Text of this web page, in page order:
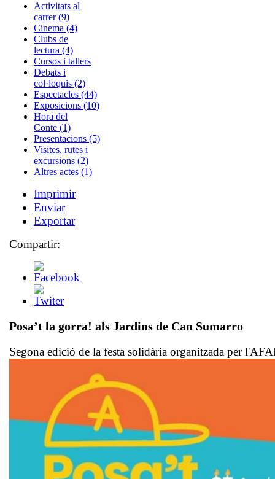
Activitats al
carrer (9)
Cinema (4)
Clubs de
lectura (4)
Cursos i tallers
Debats i
col·loquis (2)
Espectacles (44)
Exposicions (10)
Hora del
Conte (1)
Presentacions (5)
Visites, rutes i
excursions (2)
Altres actes (1)
Imprimir
Enviar
Exportar
Compartir:
Posa’t la gorra! als Jardins de Can Sumarro
Segona edició de la festa solidària organitzada per